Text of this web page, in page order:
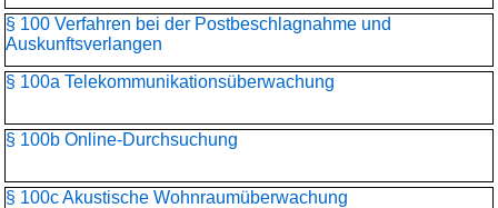
§ 100 Verfahren bei der Postbeschlagnahme und
Auskunftsverlangen
§ 100a Telekommunikationsüber­wachung
§ 100b Online-Durchsuchung
§ 100c Akustische Wohnraumüberwachung